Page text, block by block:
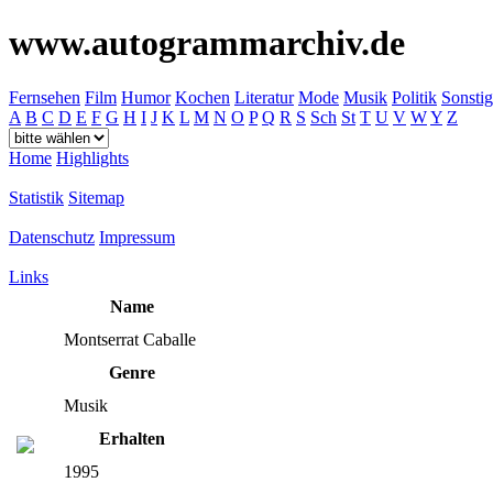
www.autogrammarchiv.de
Fernsehen Film Humor Kochen Literatur Mode Musik Politik
A B C D E F G H I J K L M N O P Q R S Sch St T U V WY Z
Home Highlights
Statistik Sitemap
Datenschutz Impressum
Links
Name
Montserrat Caballe
Genre
Musik
Erhalten
1995